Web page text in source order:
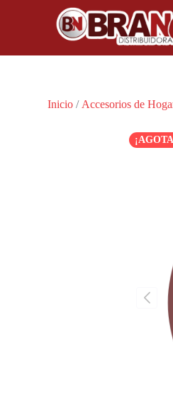
Inicio / Accesorios de